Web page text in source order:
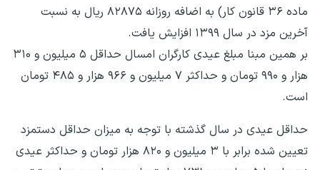
ماده ۳۶ قانون کار) به اضافه روزانه ۸۲۸۷۵ ریال به نسبت
آخرین مزد در سال ۱۳۹۹ افزایش یافت.
بر همین مبنا مبلغ عیدی کارگران امسال حداقل ۵ میلیون و ۳۱۰
هزار و ۹۹۰ تومان و حداکثر ۷ میلیون و ۹۶۶ هزار و ۴۸۵ تومان
است.
حداقل عیدی در سال گذشته با توجه به میزان حداقل دستمزد
تعیین شده برابر با ۳ میلیون و ۸۲۰ هزار تومان و حداکثر عیدی